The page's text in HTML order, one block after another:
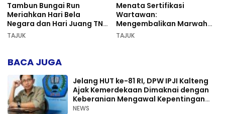
Tambun Bungai Run
Meriahkan Hari Bela
Negara dan Hari Juang TNI
AD di Palangka Raya
TAJUK
Menata Sertifikasi
Wartawan:
Mengembalikan Marwah
Pers dan Keadilan
TAJUK
BACA JUGA
Jelang HUT ke-81 RI, DPW IPJI Kalteng
Ajak Kemerdekaan Dimaknai dengan
Keberanian Mengawal Kepentingan
Rakyat
NEWS